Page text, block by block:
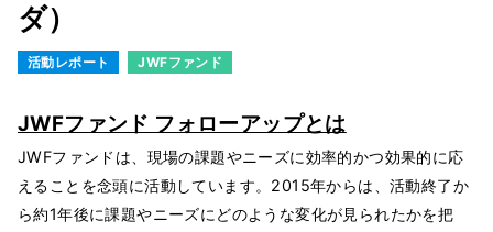
ダ）
活動レポート JWFファンド
JWFファンド フォローアップとは
JWFファンドは、現場の課題やニーズに効率的かつ効果的に応
えることを念頭に活動しています。2015年からは、活動終了か
ら約1年後に課題やニーズにどのような変化が見られたかを把